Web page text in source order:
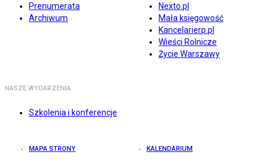
Prenumerata
Archiwum
Nexto.pl
Mała księgowość
Kancelarierp.pl
Wieści Rolnicze
Życie Warszawy
NASZE WYDARZENIA
Szkolenia i konferencje
MAPA STRONY KALENDARIUM